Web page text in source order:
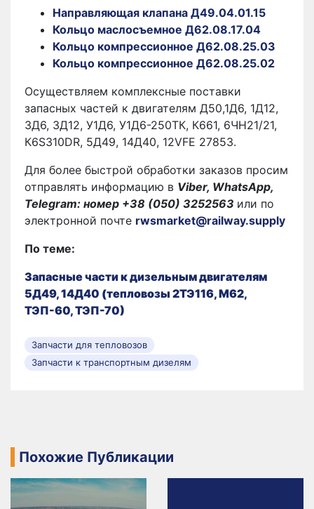
Направляющая клапана Д49.04.01.15
Кольцо маслосъемное Д62.08.17.04
Кольцо компрессионное Д62.08.25.03
Кольцо компрессионное Д62.08.25.02
Осуществляем комплексные поставки
запасных частей к двигателям Д50,1Д6, 1Д12,
3Д6, 3Д12, У1Д6, У1Д6-250ТК, К661, 6ЧН21/21,
К6S310DR, 5Д49, 14Д40, 12VFE 27853.
Для более быстрой обработки заказов просим
отправлять информацию в Viber, WhatsApp,
Telegram: номер +38 (050) 3252563 или по
электронной почте rwsmarket@railway.supply
По теме:
Запасные части к дизельным двигателям
5Д49, 14Д40 (тепловозы 2ТЭ116, М62,
ТЭП-60, ТЭП-70)
Запчасти для тепловозов
Запчасти к транспортным дизелям
Похожие Публикации